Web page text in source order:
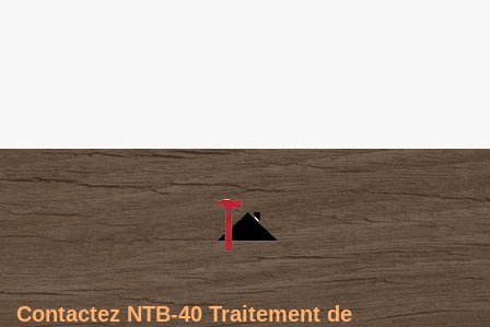
Contactez NTB-40 Traitement de